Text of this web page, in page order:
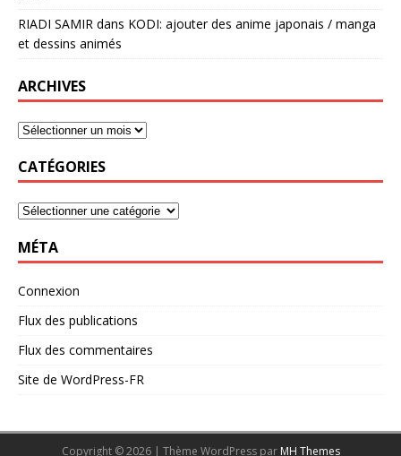
RIADI SAMIR dans KODI: ajouter des anime japonais / manga
et dessins animés
ARCHIVES
CATÉGORIES
MÉTA
Connexion
Flux des publications
Flux des commentaires
Site de WordPress-FR
Copyright © 2026 | Thème WordPress par MH Themes